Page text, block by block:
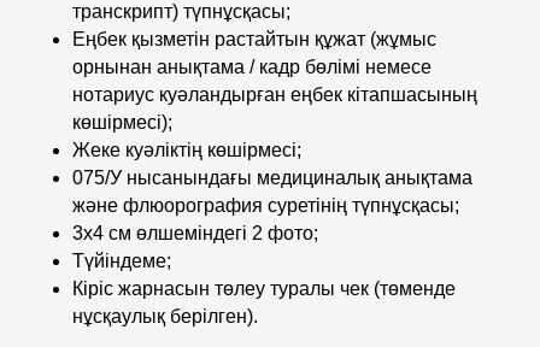
транскрипт) түпнұсқасы;
Еңбек қызметін растайтын құжат (жұмыс
орнынан анықтама / кадр бөлімі немесе
нотариус куәландырған еңбек кітапшасының
көшірмесі);
Жеке куәліктің көшірмесі;
075/У нысанындағы медициналық анықтама
және флюорография суретінің түпнұсқасы;
3x4 см өлшеміндегі 2 фото;
Түйіндеме;
Кіріс жарнасын төлеу туралы чек (төменде
нұсқаулық берілген).